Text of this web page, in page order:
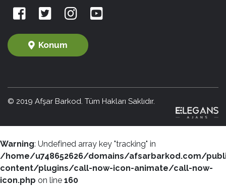
Konum
© 2019 Afşar Barkod. Tüm Hakları Saklıdır.
Warning: Undefined array key "tracking" in
/home/u748652626/domains/afsarbarkod.com/
content/plugins/call-now-icon-animate/call-now-
icon.php on line 160